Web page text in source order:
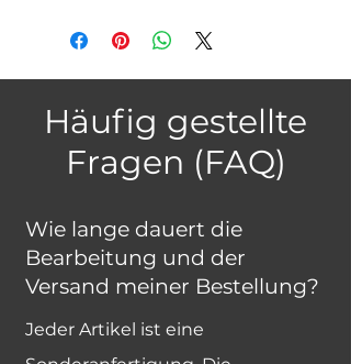
Häufig gestellte
Fragen (FAQ)
Wie lange dauert die
Bearbeitung und der
Versand meiner Bestellung?
Jeder Artikel ist eine